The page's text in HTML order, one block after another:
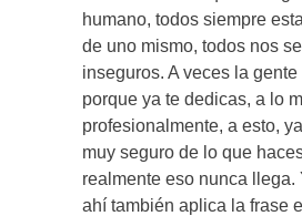
humano, todos siempre
de uno mismo, todos nos
inseguros. A veces la
porque ya te dedicas, a lo
profesionalmente, a esto,
muy seguro de lo que
realmente eso nunca llega.
ahí también aplica la frase